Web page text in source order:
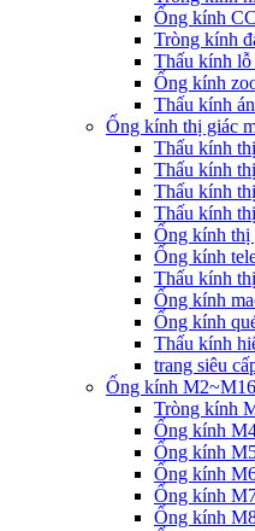
Ống kính
Tròng kính
Thấu kính
Ống kính
Thấu kính
Ống kính thị giác
Thấu kính
Thấu kính
Thấu kính
Thấu kính
Ống kính thị
Ống kính
Thấu kính
Ống kính
Ống kính
Thấu kính
trang siêu
Ống kính M2~M16
Tròng kính
Ống kính
Ống kính
Ống kính
Ống kính
Ống kính